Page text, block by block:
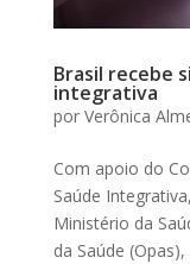
Brasil recebe
integrativa
por Verônica
Com apoio do
Saúde
Ministério da
da Saúde